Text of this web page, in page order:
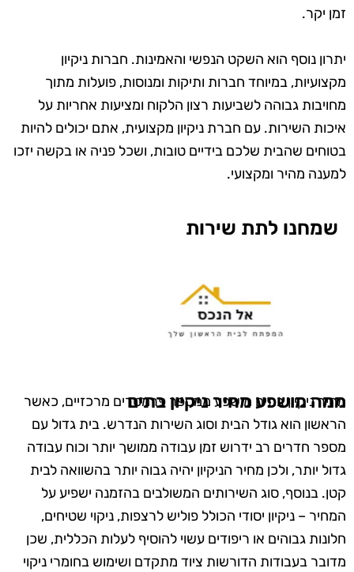
זמן יקר.
יתרון נוסף הוא השקט הנפשי והאמינות. חברות ניקיון
מקצועיות, במיוחד חברות ותיקות ומנוסות, פועלות מתוך
מחויבות גבוהה לשביעות רצון הלקוח ומציעות אחריות על
איכות השירות. עם חברת ניקיון מקצועית, אתם יכולים להיות
בטוחים שהבית שלכם בידיים טובות, ושכל פניה או בקשה יזכו
למענה מהיר ומקצועי.
שמחנו לתת שירות
ממה מושפע מחיר ניקיון בתים
מחיר ניקיון בתים מושפע ממספר פרמטרים מרכזיים, כאשר
הראשון הוא גודל הבית וסוג השירות הנדרש. בית גדול עם
מספר חדרים רב ידרוש זמן עבודה ממושך יותר וכוח עבודה
גדול יותר, ולכן מחיר הניקיון יהיה גבוה יותר בהשוואה לבית
קטן. בנוסף, סוג השירותים המשולבים בהזמנה ישפיע על
המחיר – ניקיון יסודי הכולל פוליש לרצפות, ניקוי שטיחים,
חלונות גבוהים או ריפודים עשוי להוסיף לעלות הכללית, שכן
מדובר בעבודות הדורשות ציוד מתקדם ושימוש בחומרי ניקוי